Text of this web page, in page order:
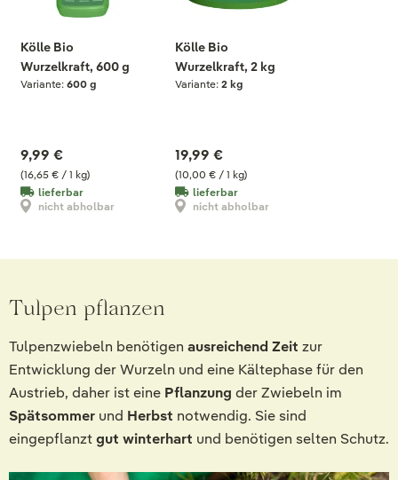
Kölle Bio
Wurzelkraft, 600 g
Variante: 600 g
(16,65 € / 1 kg)
9,99 €
lieferbar
nicht abholbar
Kölle Bio
Wurzelkraft, 2 kg
Variante:2 kg
(10,00 € / 1 kg)
19,99 €
lieferbar
nicht abholbar
Tulpen pflanzen
Tulpenzwiebeln benötigen ausreichend Zeit zur
Entwicklung der Wurzeln und eine Kältephase für den
Austrieb, daher ist eine Pflanzung der Zwiebeln im
Spätsommer und Herbst notwendig. Sie sind
eingepflanztgut winterhart und benötigen selten Schutz.